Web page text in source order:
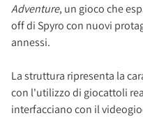
Adventure, un gioco che
off di Spyro con nuovi
annessi.
La struttura ripresenta la
con l'utilizzo di giocattoli
interfacciano con il